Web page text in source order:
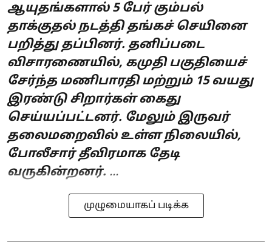
ஆயுதங்களால் 5 பேர் கும்பல்
தாக்குதல் நடத்தி தங்கச் செயினை
பறித்து தப்பினர். தனிப்படை
விசாரணையில், கமுதி பகுதியைச்
சேர்ந்த மணிபாரதி மற்றும் 15 வயது
இரண்டு சிறார்கள் கைது
செய்யப்பட்டனர். மேலும் இருவர்
தலைமறைவில் உள்ள நிலையில்,
போலீசார் தீவிரமாக தேடி
வருகின்றனர். ...
முழுமையாகப் படிக்க